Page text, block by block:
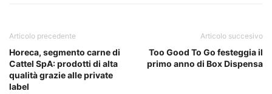
Articolo precedente
Horeca, segmento carne di
Cattel SpA: prodotti di alta
qualità grazie alle private
label
Articolo succesivo
Too Good To Go festeggia il
primo anno di Box Dispensa